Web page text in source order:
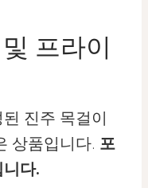
프라이
진주 목걸이
상품입니다. 포
다.